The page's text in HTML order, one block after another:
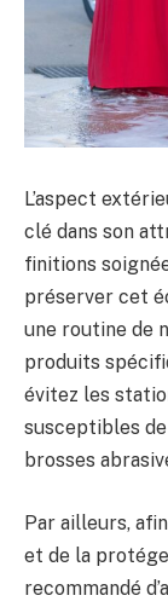
L’aspect
clé dans son
finitions
préserver cet
une routine de
produits
évitez les
susceptibles
brosses
Par ailleurs,
et de la
recommandé